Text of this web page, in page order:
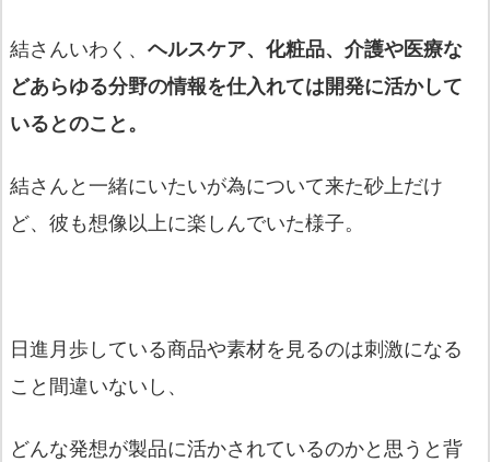
結さんいわく、 ヘルスケア、化粧品、 介護や医療な
どあらゆる分野の情報を仕入れては開発に活かして
いるとのこと。
結さんと一緒にいたいが為について来た砂上だけ
ど、 彼も想像以上に楽しんでいた様子。
日進月歩している商品や素材を見るのは刺激になる
こと間違いない し、
どんな発想が製品に活かされているのかと思うと背